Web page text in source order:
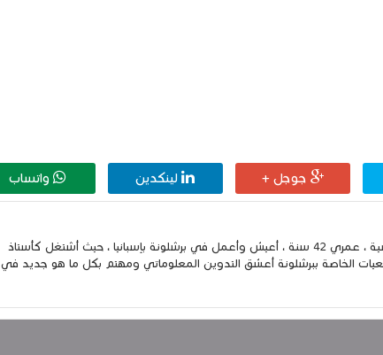
جوجل + لينكدين واتساب
إسمي الكامل الحسين مزواد ، مغربي الجنسية ، عمري 42 سنة ، أعيش وأعمل في برشلونة بإسبانيا ، حيث أشتغل كأستاذ
الخاصة ببرشلونة أعشق التدوين المعلوماتي ومهتم بكل ما هو جديد في